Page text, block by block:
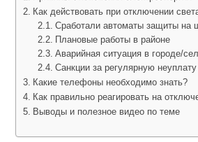
Как действовать при отключении
Сработали автоматы защиты на
Плановые работы в районе
Аварийная ситуация в городе/
Санкции за регулярную неуплату
Какие телефоны необходимо знать?
Как правильно реагировать на
Выводы и полезное видео по теме